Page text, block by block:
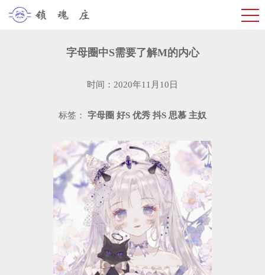
字母圈中S需要了解M的内心
时间：2020年11月10日
标签： 字母圈 好S 优秀 抖S 思慕 主奴